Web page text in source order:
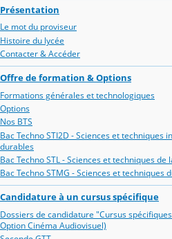
Présentation
Le mot du proviseur
Histoire du lycée
Contacter & Accéder
Offre de formation & Options
Formations générales et technologiques
Options
Nos BTS
Bac Techno STI2D - Sciences et
durables
Bac Techno STL - Sciences et techniques
Bac Techno STMG - Sciences et
Candidature à un cursus spécifique
Dossiers de candidature "Cursus
Option Cinéma Audiovisuel)